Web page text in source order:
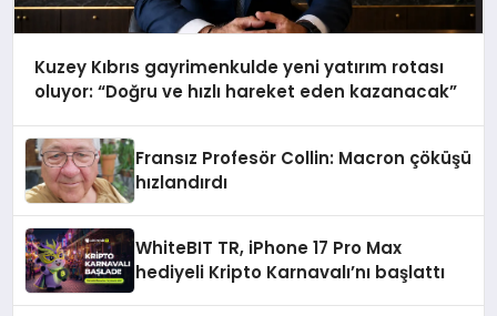
Kuzey Kıbrıs gayrimenkulde yeni yatırım rotası
oluyor: “Doğru ve hızlı hareket eden kazanacak”
Fransız Profesör Collin: Macron çöküşü
hızlandırdı
WhiteBIT TR, iPhone 17 Pro Max
hediyeli Kripto Karnavalı’nı başlattı